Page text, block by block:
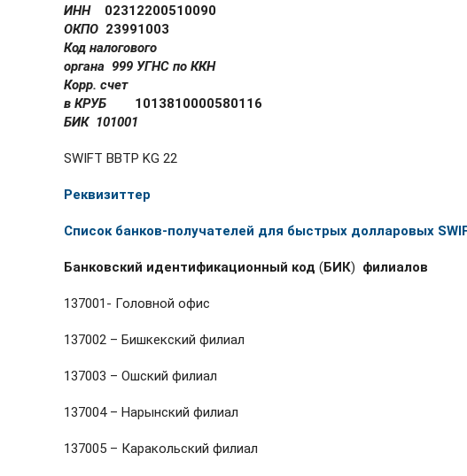
ИНН02312200510090
ОКПО 23991003
Код налогового
органа 999 УГНС по ККН
Корр. счет
в КРУБ
1013810000580116
БИК 101001
SWIFT BBTP KG 22
Реквизиттер
Список банков-получателей для быстрых долларовых
Банковский идентификационный код (БИК) филиалов
137001- Головной офис
137002 – Бишкекский филиал
137003 – Ошский филиал
137004 – Нарынский филиал
137005 – Каракольский филиал